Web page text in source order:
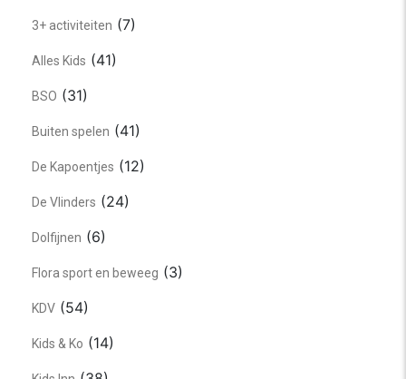
3+ activiteiten (7)
Alles Kids (41)
BSO (31)
Buiten spelen (41)
De Kapoentjes (12)
De Vlinders (24)
Dolfijnen (6)
Flora sport en beweeg (3)
KDV (54)
Kids & Ko (14)